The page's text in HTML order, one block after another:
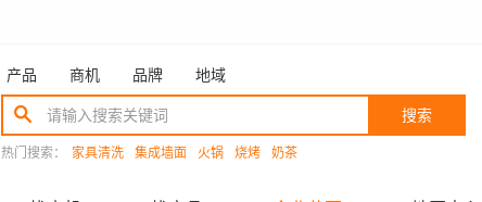
产品 商机 品牌 地域
搜索
热门搜索： 家具清洗 集成墙面 火锅 烧烤 奶茶